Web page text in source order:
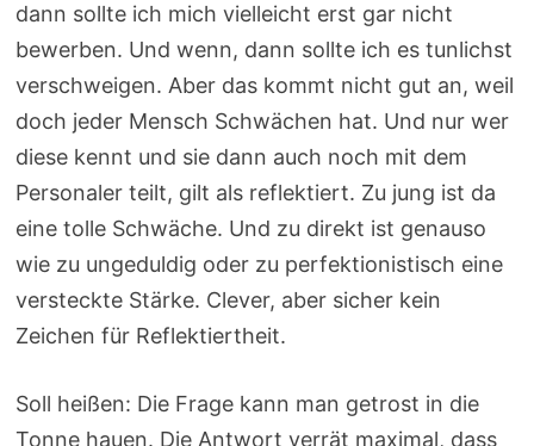
dann sollte ich mich vielleicht erst gar nicht
bewerben. Und wenn, dann sollte ich es tunlichst
verschweigen. Aber das kommt nicht gut an, weil
doch jeder Mensch Schwächen hat. Und nur wer
diese kennt und sie dann auch noch mit dem
Personaler teilt, gilt als reflektiert. Zu jung ist da
eine tolle Schwäche. Und zu direkt ist genauso
wie zu ungeduldig oder zu perfektionistisch eine
versteckte Stärke. Clever, aber sicher kein
Zeichen für Reflektiertheit.
Soll heißen: Die Frage kann man getrost in die
Tonne hauen. Die Antwort verrät maximal, dass